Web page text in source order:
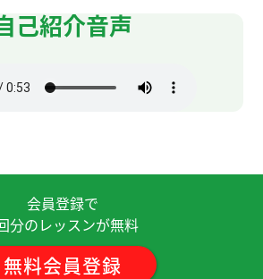
续学习中文 请多多指教 下次见
己紹介音声
会員登録で
分のレッスンが無料
無料会員登録